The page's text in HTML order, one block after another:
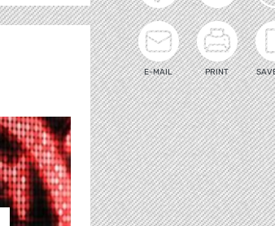
E-MAIL PRINT